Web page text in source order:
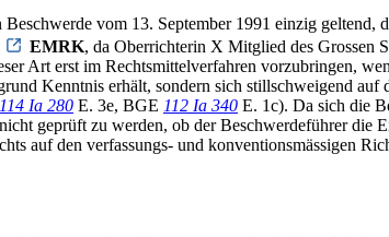
vom 13. September 1991 einzig
EMRK, da Oberrichterin X Mitglied des Grossen
Art erst im Rechtsmittelverfahren vorzubringen,
Kenntnis erhält, sondern sich stillschweigend
114 Ia 280 E. 3e, BGE 112 Ia 340 E. 1c). Da sich die
geprüft zu werden, ob der Beschwerdeführer die
auf den verfassungs- und konventionsmässigen